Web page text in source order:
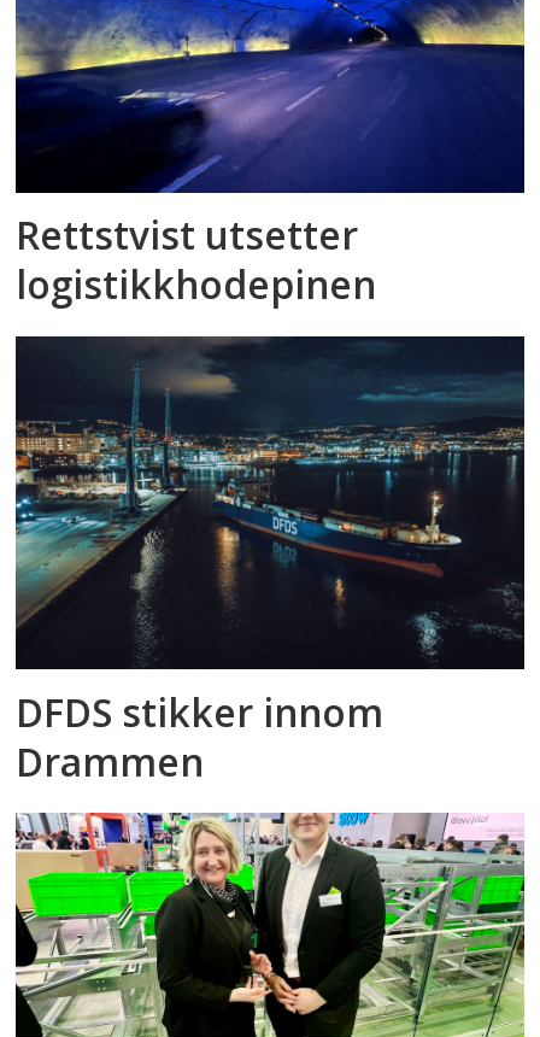
Rettstvist utsetter
logistikkhodepinen
DFDS stikker innom
Drammen